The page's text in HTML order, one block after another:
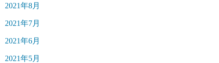
2021年8月
2021年7月
2021年6月
2021年5月